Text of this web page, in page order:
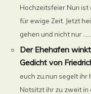
Hochzeitsfeier Nun ist
für ewige Zeit. Jetzt
gehen und nicht nur ......
Der Ehehafen
Gedicht von
euch zu,nun segelt ihr
Notsitzt ihr zu zweit in